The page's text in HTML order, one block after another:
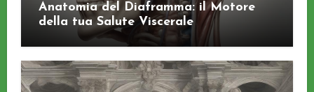
Anatomia del Diaframma: il Motore
della tua Salute Viscerale